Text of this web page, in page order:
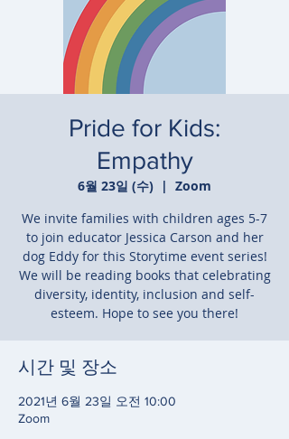
Pride for Kids:
Empathy
6월 23일 (수)
  |
Zoom
We invite families with children ages 5-7
to join educator Jessica Carson and her
dog Eddy for this Storytime event series!
We will be reading books that celebrating
diversity, identity, inclusion and self-
esteem. Hope to see you there!
시간 및 장소
2021년 6월 23일 오전 10:00
Zoom